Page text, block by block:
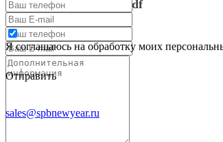
Я соглашаюсь на обработку моих
Отправить
sales@spbnewyear.ru
Запросить каталог в pdf